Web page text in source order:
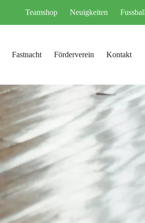
Teamshop Neuigkeiten
Fastnacht Förderverein Kontakt